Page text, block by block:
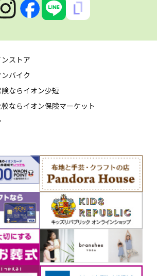
ストア
バイク
ならイオン少短
ならイオン保険マーケット